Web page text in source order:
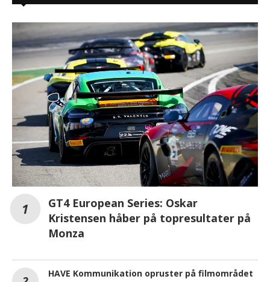
GT4 European Series: Oskar
Kristensen håber på topresultater på
Monza
HAVE Kommunikation opruster på filmområdet